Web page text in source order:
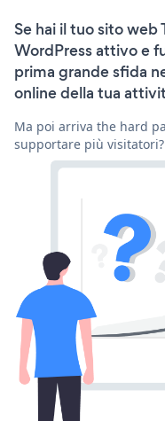
Se hai il tuo sito
WordPress attivo e
prima grande sfida
online della tua
Ma poi arriva the hard
supportare più visitatori?